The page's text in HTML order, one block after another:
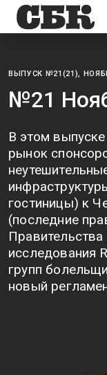
ВЫПУСК №21(21),
№21
В этом
рынок
гостиницы) к
(последние
исследования
групп
новый